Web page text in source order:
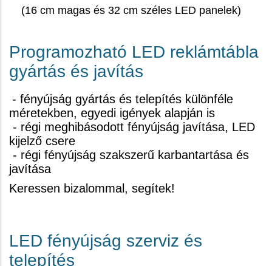
(16 cm magas és 32 cm széles LED panelek)
Programozható LED reklámtábla
gyártás és javítás
- fényújság gyártás és telepítés különféle
méretekben, egyedi igények alapján is
- régi meghibásodott fényújság javítása, LED
kijelző csere
- régi fényújság szakszerű karbantartása és
javítása
Keressen bizalommal, segítek!
LED fényújság szerviz és
telepítés